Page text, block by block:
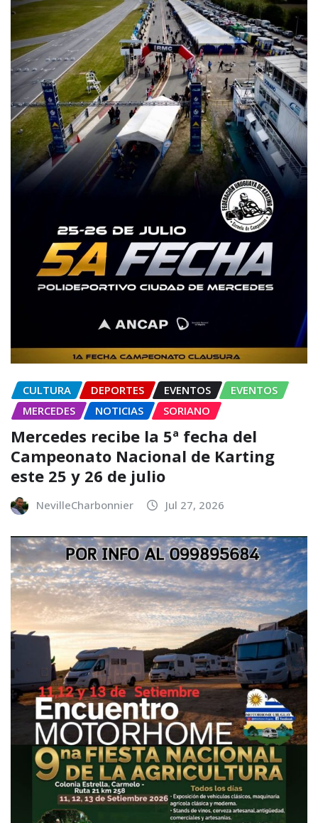
CULTURA DEPORTES EVENTOS
EVENTOS
MERCEDES
NOTICIAS SORIANO
Mercedes recibe la 5ª fecha del
Campeonato Nacional de Karting
este 25 y 26 de julio
NevilleCharbonnier Jul 27, 2026